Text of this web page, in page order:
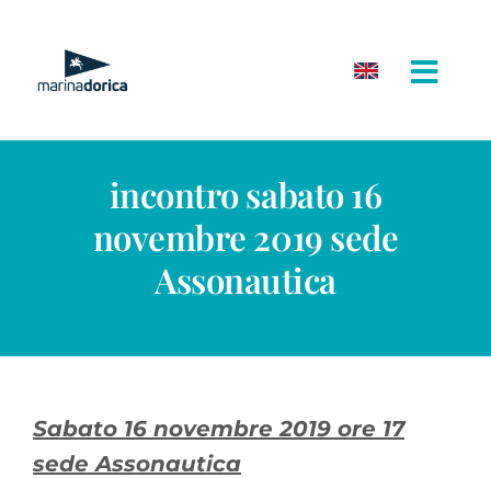
contenuto
incontro sabato 16
novembre 2019 sede
Assonautica
Sabato 16 novembre 2019 ore 17
sede Assonautica